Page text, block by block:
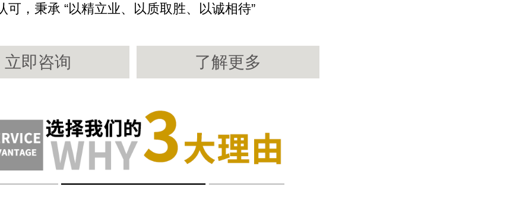
可，秉承 “以精立业、以质取胜、以诚相待”
立即咨询 了解更多